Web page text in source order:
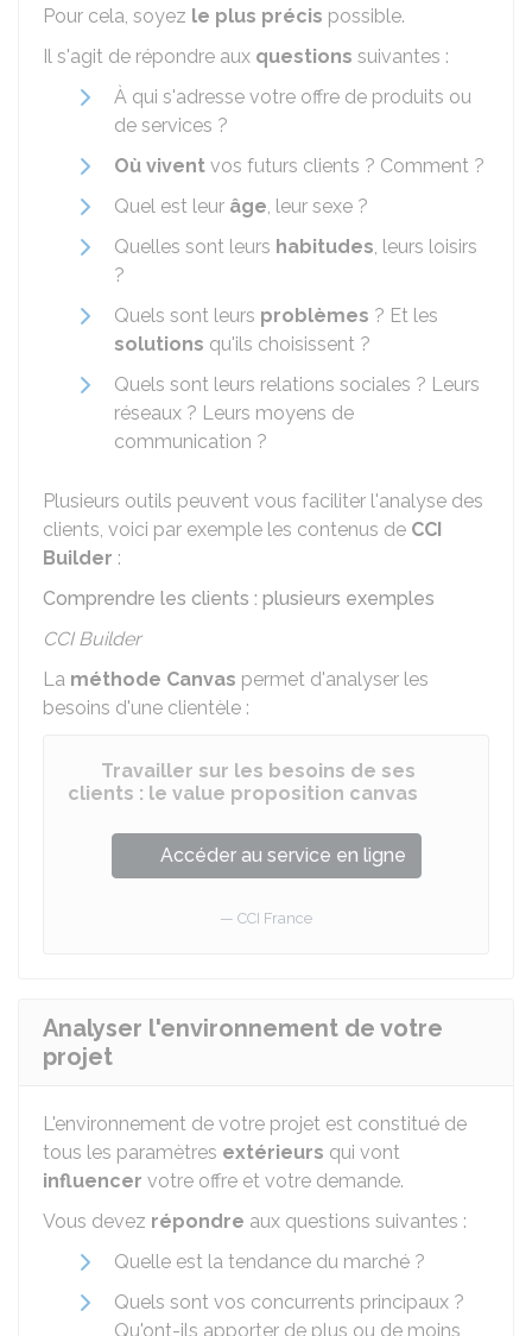
Pour cela, soyez le plus précis possible.
Il s'agit de répondre aux questions suivantes :
À qui s'adresse votre offre de produits ou
de services ?
Où vivent vos futurs clients ? Comment ?
Quel est leur âge, leur sexe ?
Quelles sont leurs habitudes, leurs loisirs
?
Quels sont leurs problèmes ? Et les
solutions qu'ils choisissent ?
Quels sont leurs relations sociales ? Leurs
réseaux ? Leurs moyens de
communication ?
Plusieurs outils peuvent vous faciliter l'analyse des
clients, voici par exemple les contenus de CCI
Builder :
Comprendre les clients : plusieurs exemples
CCI Builder
La méthode Canvas permet d'analyser les
besoins d'une clientèle :
Travailler sur les besoins de ses
clients : le value proposition canvas
Accéder au service en ligne
CCI France
Analyser l'environnement de votre
projet
L'environnement de votre projet est constitué de
tous les paramètres extérieurs qui vont
influencer votre offre et votre demande.
Vous devez répondre aux questions suivantes :
Quelle est la tendance du marché ?
Quels sont vos concurrents principaux ?
Qu'ont-ils apporter de plus ou de moins